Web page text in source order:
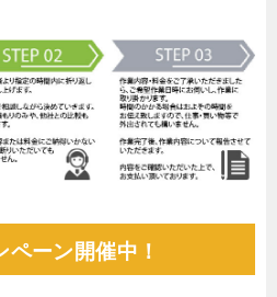
ーン開催中！